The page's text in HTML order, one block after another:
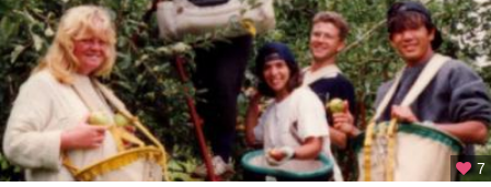
ポ
タ
ウ
ラ
ン
ガ
7